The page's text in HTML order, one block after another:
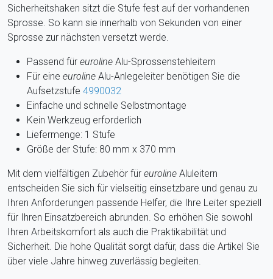
Sicherheitshaken sitzt die Stufe fest auf der vorhandenen
Sprosse. So kann sie innerhalb von Sekunden von einer
Sprosse zur nächsten versetzt werde.
Passend für euroline Alu-Sprossenstehleitern
Für eine euroline Alu-Anlegeleiter benötigen Sie die
Aufsetzstufe 4990032
Einfache und schnelle Selbstmontage
Kein Werkzeug erforderlich
Liefermenge: 1 Stufe
Größe der Stufe: 80 mm x 370 mm
Mit dem vielfältigen Zubehör für euroline Aluleitern
entscheiden Sie sich für vielseitig einsetzbare und genau zu
Ihren Anforderungen passende Helfer, die Ihre Leiter speziell
für Ihren Einsatzbereich abrunden. So erhöhen Sie sowohl
Ihren Arbeitskomfort als auch die Praktikabilität und
Sicherheit. Die hohe Qualität sorgt dafür, dass die Artikel Sie
über viele Jahre hinweg zuverlässig begleiten.